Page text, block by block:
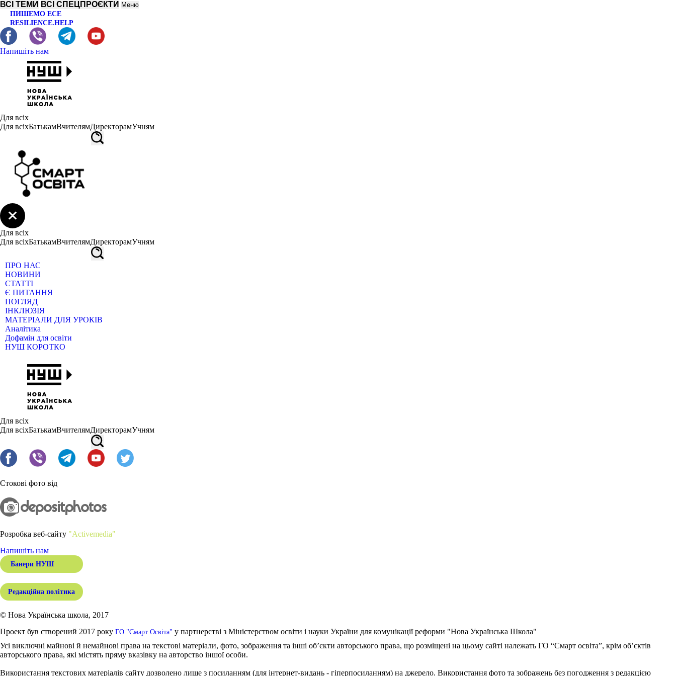
ВСІ ТЕМИ ВСІ СПЕЦПРОЄКТИ Меню
ПИШЕМО ЕСЕ
RESILIENCE.HELP
Напишіть нам
Для всіх
Для всіхБатькамВчителямДиректорамУчням
Для всіх
Для всіхБатькамВчителямДиректорамУчням
ПРО НАС
НОВИНИ
СТАТТІ
Є ПИТАННЯ
ПОГЛЯД
ІНКЛЮЗІЯ
МАТЕРІАЛИ ДЛЯ УРОКІВ
Аналітика
Дофамін для освіти
НУШ КОРОТКО
Для всіх
Для всіхБатькамВчителямДиректорамУчням
Стокові фото від
Розробка веб-сайту "Activemedia"
Напишіть нам
Банери НУШ
Редакційна політика
© Нова Українська школа, 2017
Проект був створений 2017 року ГО "Смарт Освіта" у партнерстві з Міністерством освіти і науки України для комунікації реформи "Нова Українська Школа"
Усі виключні майнові й немайнові права на текстові матеріали, фото, зображення та інші об’єкти авторського права, що розміщені на цьому сайті належать ГО “Смарт освіта”, крім об’єктів
авторського права, які містять пряму вказівку на авторство іншої особи.
Використання текстових матеріалів сайту дозволено лише з посиланням (для інтернет-видань - гіперпосиланням) на джерело. Використання фото та зображень без погодження з редакцією